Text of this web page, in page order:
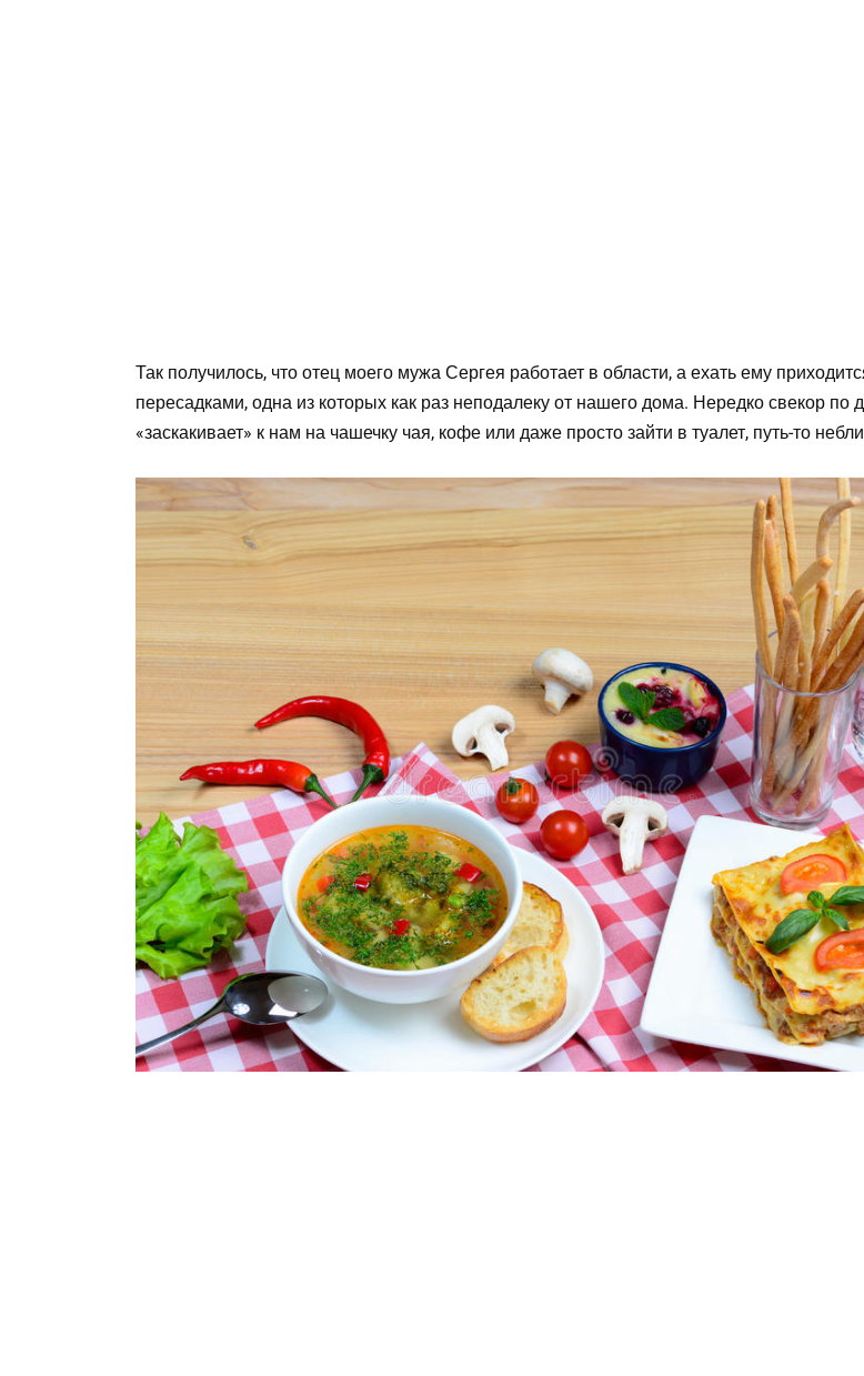
Так получилось, что отец моего мужа Сергея работает в области, а ехать ему
пересадками, одна из которых как раз неподалеку от нашего дома. Нередко свекор по
«заскакивает» к нам на чашечку чая, кофе или даже просто зайти в туалет, путь-то